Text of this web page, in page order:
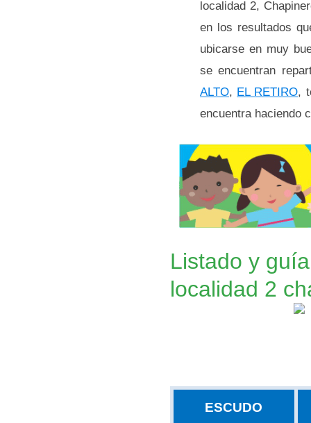
localidad 2,
en los resultados
ubicarse en muy
se encuentran
ALTO, EL RETIRO,
encuentra haciendo
Listado y
localidad 2
ESCUDO